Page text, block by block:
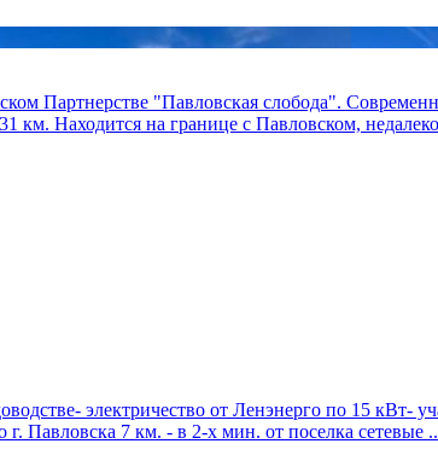
Партнерстве "Павловская слобода".
км. Находится на границе с Павловском,
электричество от Ленэнерго по 15 кВт-
Павловска 7 км. - в 2-х мин. от поселка сетевые